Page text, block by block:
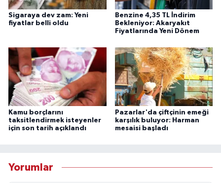
Sigaraya dev zam: Yeni
fiyatlar belli oldu
Benzine 4,35 TL İndirim
Bekleniyor: Akaryakıt
Fiyatlarında Yeni Dönem
Kamu borçlarını
taksitlendirmek isteyenler
için son tarih açıklandı
Pazarlar'da çiftçinin emeği
karşılık buluyor: Harman
mesaisi başladı
Yorumlar